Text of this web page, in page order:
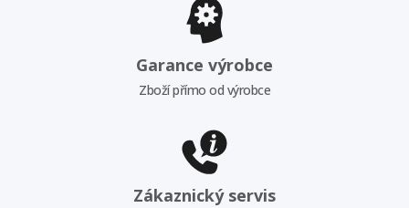
Garance výrobce
Zboží přímo od výrobce
Zákaznický servis